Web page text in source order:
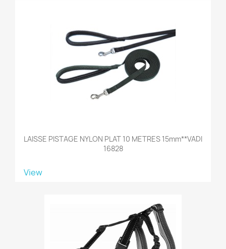
LAISSE PISTAGE NYLON PLAT 10 METRES 15mm**VADI
16828
View